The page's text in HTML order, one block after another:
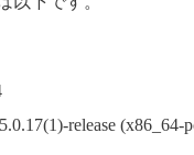
release (x86_64-